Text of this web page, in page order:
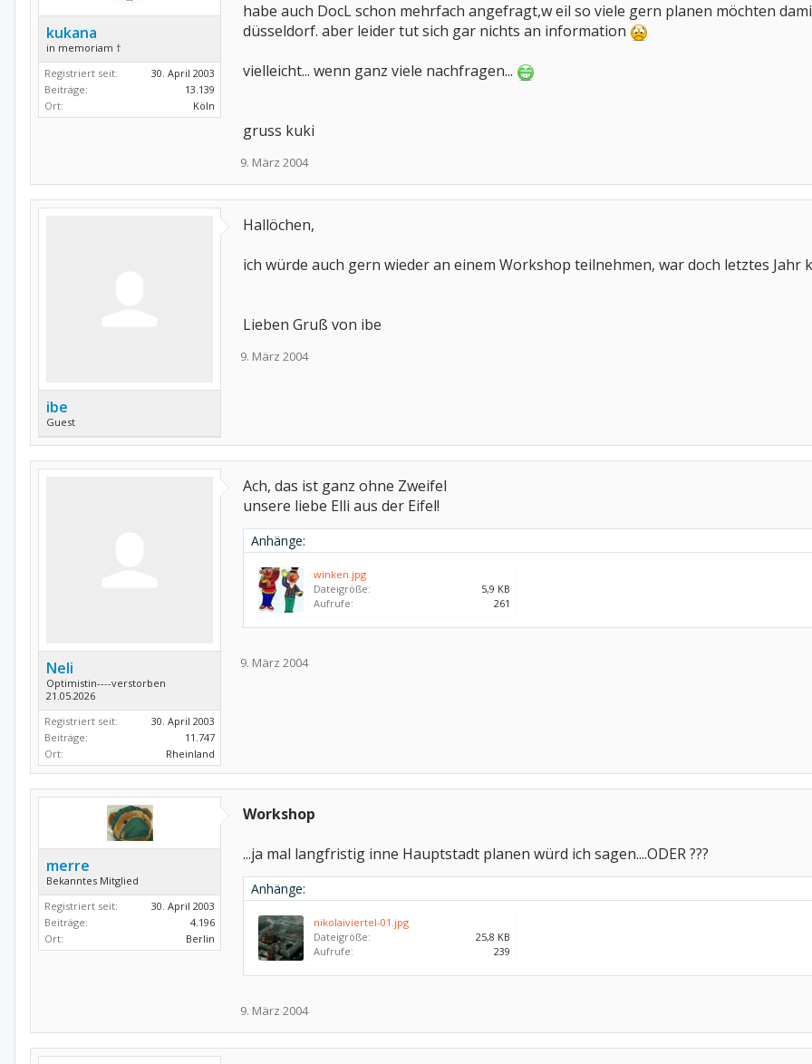
kukana
in memoriam †
Registriert seit:
30. April 2003
Beiträge:
13.139
Ort:
Köln
habe auch DocL schon mehrfach angefragt,w eil so viele gern planen möchten
düsseldorf. aber leider tut sich gar nichts an information
vielleicht... wenn ganz viele nachfragen...
gruss kuki
9. März 2004
ibe
Guest
Hallöchen,
ich würde auch gern wieder an einem Workshop teilnehmen, war doch letztes Jahr
Lieben Gruß von ibe
9. März 2004
Neli
Optimistin----verstorben
21.05.2026
Registriert seit:
30. April 2003
Beiträge:
11.747
Ort:
Rheinland
Ach, das ist ganz ohne Zweifel
unsere liebe Elli aus der Eifel!
Anhänge:
winken.jpg
Dateigröße:
5,9 KB
Aufrufe:
261
9. März 2004
merre
Bekanntes Mitglied
Registriert seit:
30. April 2003
Beiträge:
4.196
Ort:
Berlin
Workshop
...ja mal langfristig inne Hauptstadt planen würd ich sagen....ODER ???
Anhänge:
nikolaiviertel-01.jpg
Dateigröße:
25,8 KB
Aufrufe:
239
9. März 2004